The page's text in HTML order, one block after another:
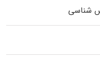
شناسی